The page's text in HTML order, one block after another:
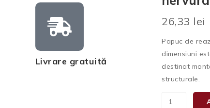
Livrare gratuită
26,33 lei
Papuc de
dimensiuni
destinat
structurale.